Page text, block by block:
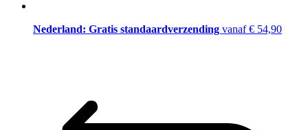
Nederland: Gratis standaardverzending vanaf € 54,90